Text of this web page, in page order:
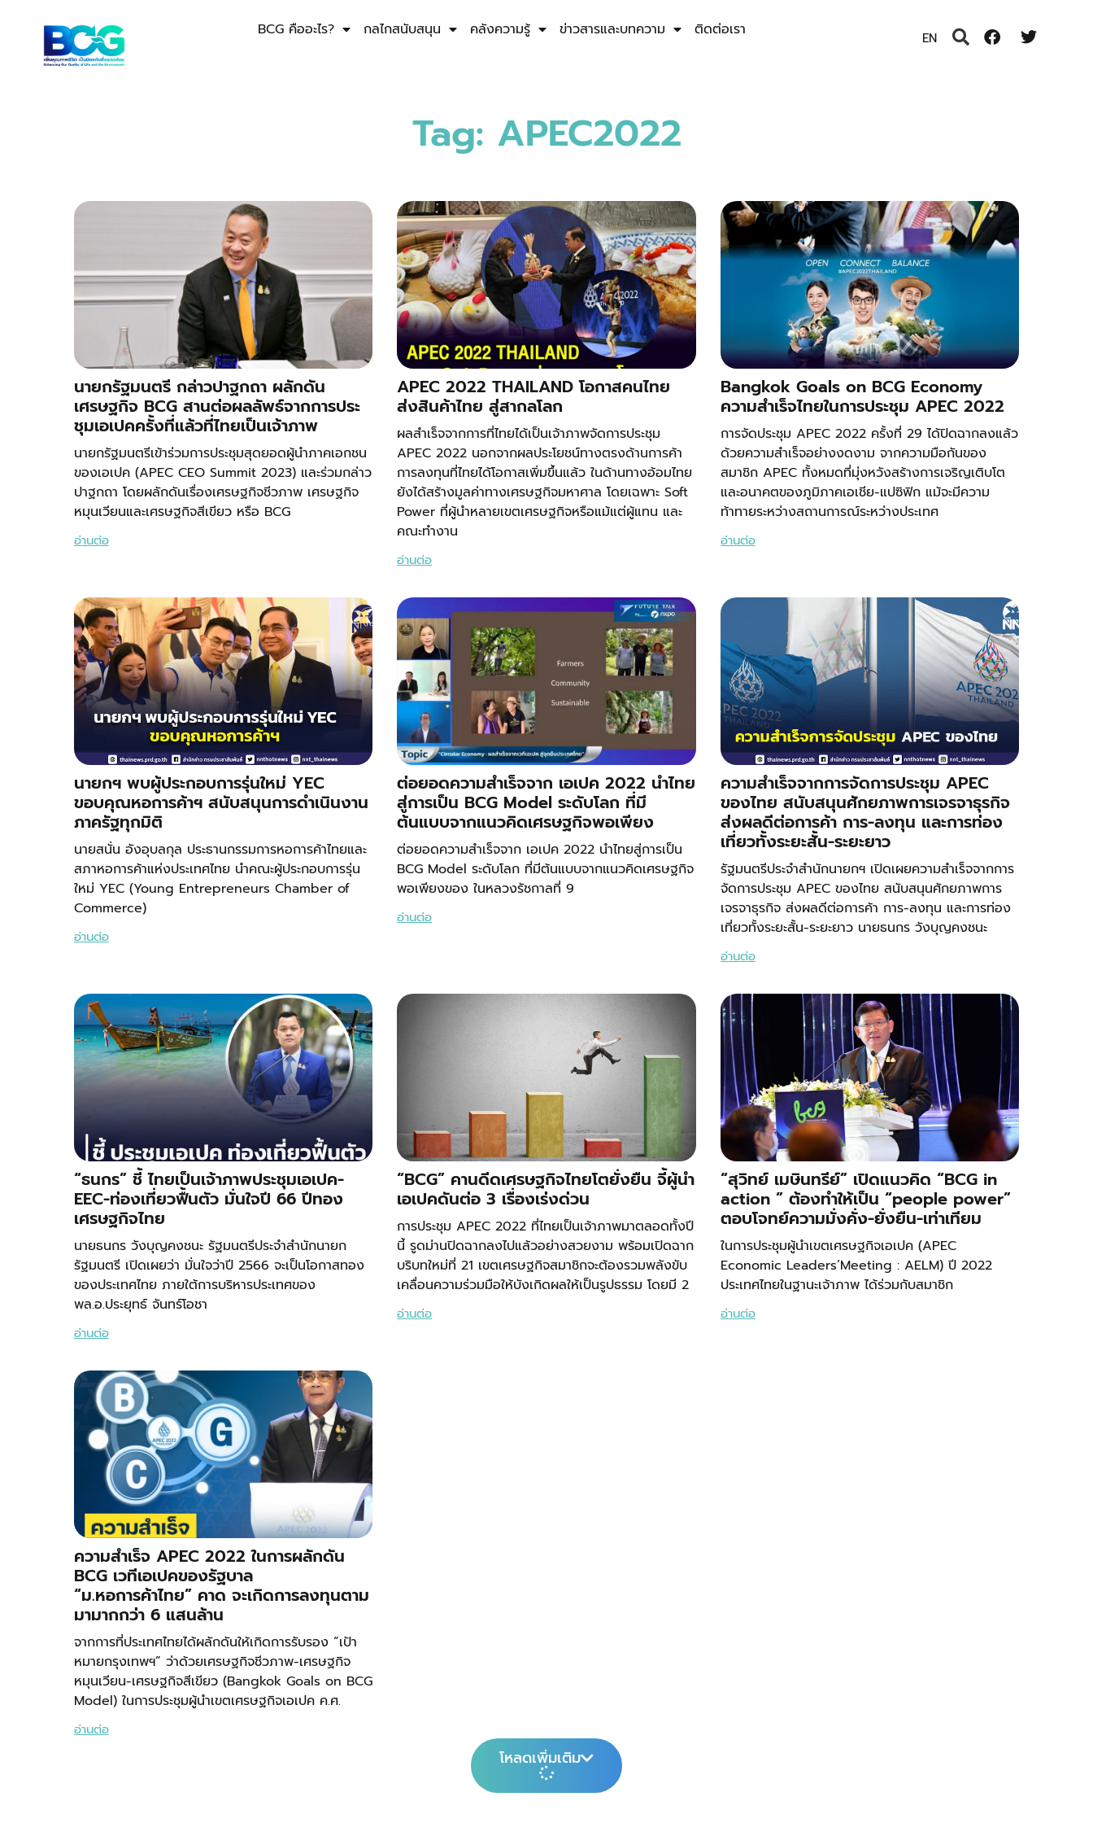
BCG คืออะไร? กลไกสนับสนุน คลังความรู้ ข่าวสารและบทความ ติดต่อเรา EN
Tag: APEC2022
นายกรัฐมนตรี กล่าวปาฐกถา ผลักดัน
เศรษฐกิจ BCG สานต่อผลลัพธ์จากการประ
ชุมเอเปคครั้งที่แล้วที่ไทยเป็นเจ้าภาพ
นายกรัฐมนตรีเข้าร่วมการประชุมสุดยอดผู้นำภาคเอกชน
ของเอเปค (APEC CEO Summit 2023) และร่วมกล่าว
ปาฐกถา โดยผลักดันเรื่องเศรษฐกิจชีวภาพ เศรษฐกิจ
หมุนเวียนและเศรษฐกิจสีเขียว หรือ BCG
อ่านต่อ
APEC 2022 THAILAND โอกาสคนไทย
ส่งสินค้าไทย สู่สากลโลก
ผลสำเร็จจากการที่ไทยได้เป็นเจ้าภาพจัดการประชุม
APEC 2022 นอกจากผลประโยชน์ทางตรงด้านการค้า
การลงทุนที่ไทยได้โอกาสเพิ่มขึ้นแล้ว ในด้านทางอ้อมไทย
ยังได้สร้างมูลค่าทางเศรษฐกิจมหาศาล โดยเฉพาะ Soft
Power ที่ผู้นําหลายเขตเศรษฐกิจหรือแม้แต่ผู้แทน และ
คณะทํางาน
อ่านต่อ
Bangkok Goals on BCG Economy
ความสำเร็จไทยในการประชุม APEC 2022
การจัดประชุม APEC 2022 ครั้งที่ 29 ได้ปิดฉากลงแล้ว
ด้วยความสำเร็จอย่างงดงาม จากความมือกันของ
สมาชิก APEC ทั้งหมดที่มุ่งหวังสร้างการเจริญเติบโต
และอนาคตของภูมิภาคเอเชีย-แปซิฟิก แม้จะมีความ
ท้าทายระหว่างสถานการณ์ระหว่างประเทศ
อ่านต่อ
นายกฯ พบผู้ประกอบการรุ่นใหม่ YEC
ขอบคุณหอการค้าฯ สนับสนุนการดำเนินงาน
ภาครัฐทุกมิติ
นายสนั่น อังอุบลกุล ประธานกรรมการหอการค้าไทยและ
สภาหอการค้าแห่งประเทศไทย นำคณะผู้ประกอบการรุ่น
ใหม่ YEC (Young Entrepreneurs Chamber of
Commerce)
อ่านต่อ
ต่อยอดความสำเร็จจาก เอเปค 2022 นำไทย
สู่การเป็น BCG Model ระดับโลก ที่มี
ต้นแบบจากแนวคิดเศรษฐกิจพอเพียง
ต่อยอดความสำเร็จจาก เอเปค 2022 นำไทยสู่การเป็น
BCG Model ระดับโลก ที่มีต้นแบบจากแนวคิดเศรษฐกิจ
พอเพียงของ ในหลวงรัชกาลที่ 9
อ่านต่อ
ความสำเร็จจากการจัดการประชุม APEC
ของไทย สนับสนุนศักยภาพการเจรจาธุรกิจ
ส่งผลดีต่อการค้า การ-ลงทุน และการท่อง
เที่ยวทั้งระยะสั้น-ระยะยาว
รัฐมนตรีประจำสำนักนายกฯ เปิดเผยความสำเร็จจากการ
จัดการประชุม APEC ของไทย สนับสนุนศักยภาพการ
เจรจาธุรกิจ ส่งผลดีต่อการค้า การ-ลงทุน และการท่อง
เที่ยวทั้งระยะสั้น-ระยะยาว นายธนกร วังบุญคงชนะ
อ่านต่อ
“ธนกร” ชี้ ไทยเป็นเจ้าภาพประชุมเอเปค-
EEC-ท่องเที่ยวฟื้นตัว มั่นใจปี 66 ปีทอง
เศรษฐกิจไทย
นายธนกร วังบุญคงชนะ รัฐมนตรีประจำสำนักนายก
รัฐมนตรี เปิดเผยว่า มั่นใจว่าปี 2566 จะเป็นโอกาสทอง
ของประเทศไทย ภายใต้การบริหารประเทศของ
พล.อ.ประยุทธ์ จันทร์โอชา
อ่านต่อ
“BCG” คานดีดเศรษฐกิจไทยโตยั่งยืน จี้ผู้นำ
เอเปคดันต่อ 3 เรื่องเร่งด่วน
การประชุม APEC 2022 ที่ไทยเป็นเจ้าภาพมาตลอดทั้งปี
นี้ รูดม่านปิดฉากลงไปแล้วอย่างสวยงาม พร้อมเปิดฉาก
บริบทใหม่ที่ 21 เขตเศรษฐกิจสมาชิกจะต้องรวมพลังขับ
เคลื่อนความร่วมมือให้บังเกิดผลให้เป็นรูปธรรม โดยมี 2
อ่านต่อ
“สุวิทย์ เมษินทรีย์” เปิดแนวคิด “BCG in
action ” ต้องทำให้เป็น “people power”
ตอบโจทย์ความมั่งคั่ง-ยั่งยืน-เท่าเทียม
ในการประชุมผู้นำเขตเศรษฐกิจเอเปค (APEC
Economic Leaders’Meeting : AELM) ปี 2022
ประเทศไทยในฐานะเจ้าภาพ ได้ร่วมกับสมาชิก
อ่านต่อ
ความสำเร็จ APEC 2022 ในการผลักดัน
BCG เวทีเอเปคของรัฐบาล
“ม.หอการค้าไทย” คาด จะเกิดการลงทุนตาม
มามากกว่า 6 แสนล้าน
จากการที่ประเทศไทยได้ผลักดันให้เกิดการรับรอง “เป้า
หมายกรุงเทพฯ” ว่าด้วยเศรษฐกิจชีวภาพ-เศรษฐกิจ
หมุนเวียน-เศรษฐกิจสีเขียว (Bangkok Goals on BCG
Model) ในการประชุมผู้นำเขตเศรษฐกิจเอเปค ค.ศ.
อ่านต่อ
โหลดเพิ่มเติม